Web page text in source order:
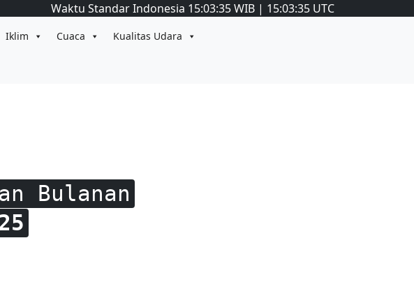
Waktu Standar Indonesia 15:03:36WIB | 15:03:36 UTC
Iklim Cuaca Kualitas Udara
Bulanan